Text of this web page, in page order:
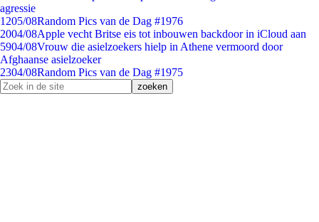
agressie
1205/08Random Pics van de Dag #1976
2004/08Apple vecht Britse eis tot inbouwen backdoor in iCloud aan
5904/08Vrouw die asielzoekers hielp in Athene vermoord door
Afghaanse asielzoeker
2304/08Random Pics van de Dag #1975